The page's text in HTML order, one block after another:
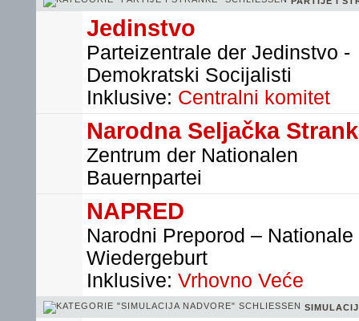
Jedinstvo
Parteizentrale der Jedinstvo -
Demokratski Socijalisti
Inklusive: Centralni komitet
Narodna Seljačka
Zentrum der Nationalen
Bauernpartei
NAPRED
Narodni Preporod – Nationale
Wiedergeburt
Inklusive: Vrhovno Veće